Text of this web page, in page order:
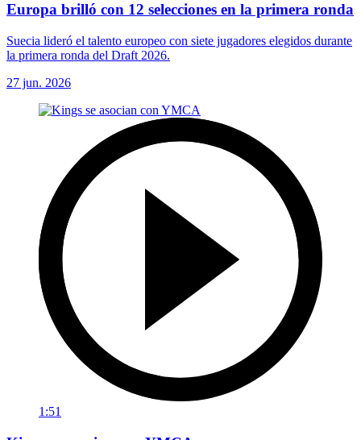
Europa brilló con 12 selecciones en la primera ronda
Suecia lideró el talento europeo con siete jugadores elegidos durante
la primera ronda del Draft 2026.
27 jun. 2026
1:51